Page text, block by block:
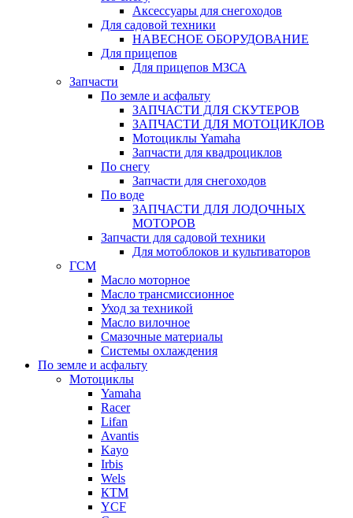
Аксессуары для снегоходов
Для садовой техники
НАВЕСНОЕ ОБОРУДОВАНИЕ
Для прицепов
Для прицепов МЗСА
Запчасти
По земле и асфальту
ЗАПЧАСТИ ДЛЯ СКУТЕРОВ
ЗАПЧАСТИ ДЛЯ МОТОЦИКЛОВ
Мотоциклы Yamaha
Запчасти для квадроциклов
По снегу
Запчасти для снегоходов
По воде
ЗАПЧАСТИ ДЛЯ ЛОДОЧНЫХ
МОТОРОВ
Запчасти для садовой техники
Для мотоблоков и культиваторов
ГСМ
Масло моторное
Масло трансмиссионное
Уход за техникой
Масло вилочное
Смазочные материалы
Системы охлаждения
По земле и асфальту
Мотоциклы
Yamaha
Racer
Lifan
Avantis
Kayo
Irbis
Wels
КТМ
YCF